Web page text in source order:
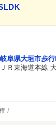
岐阜県大垣市歩行
ＪＲ東海道本線